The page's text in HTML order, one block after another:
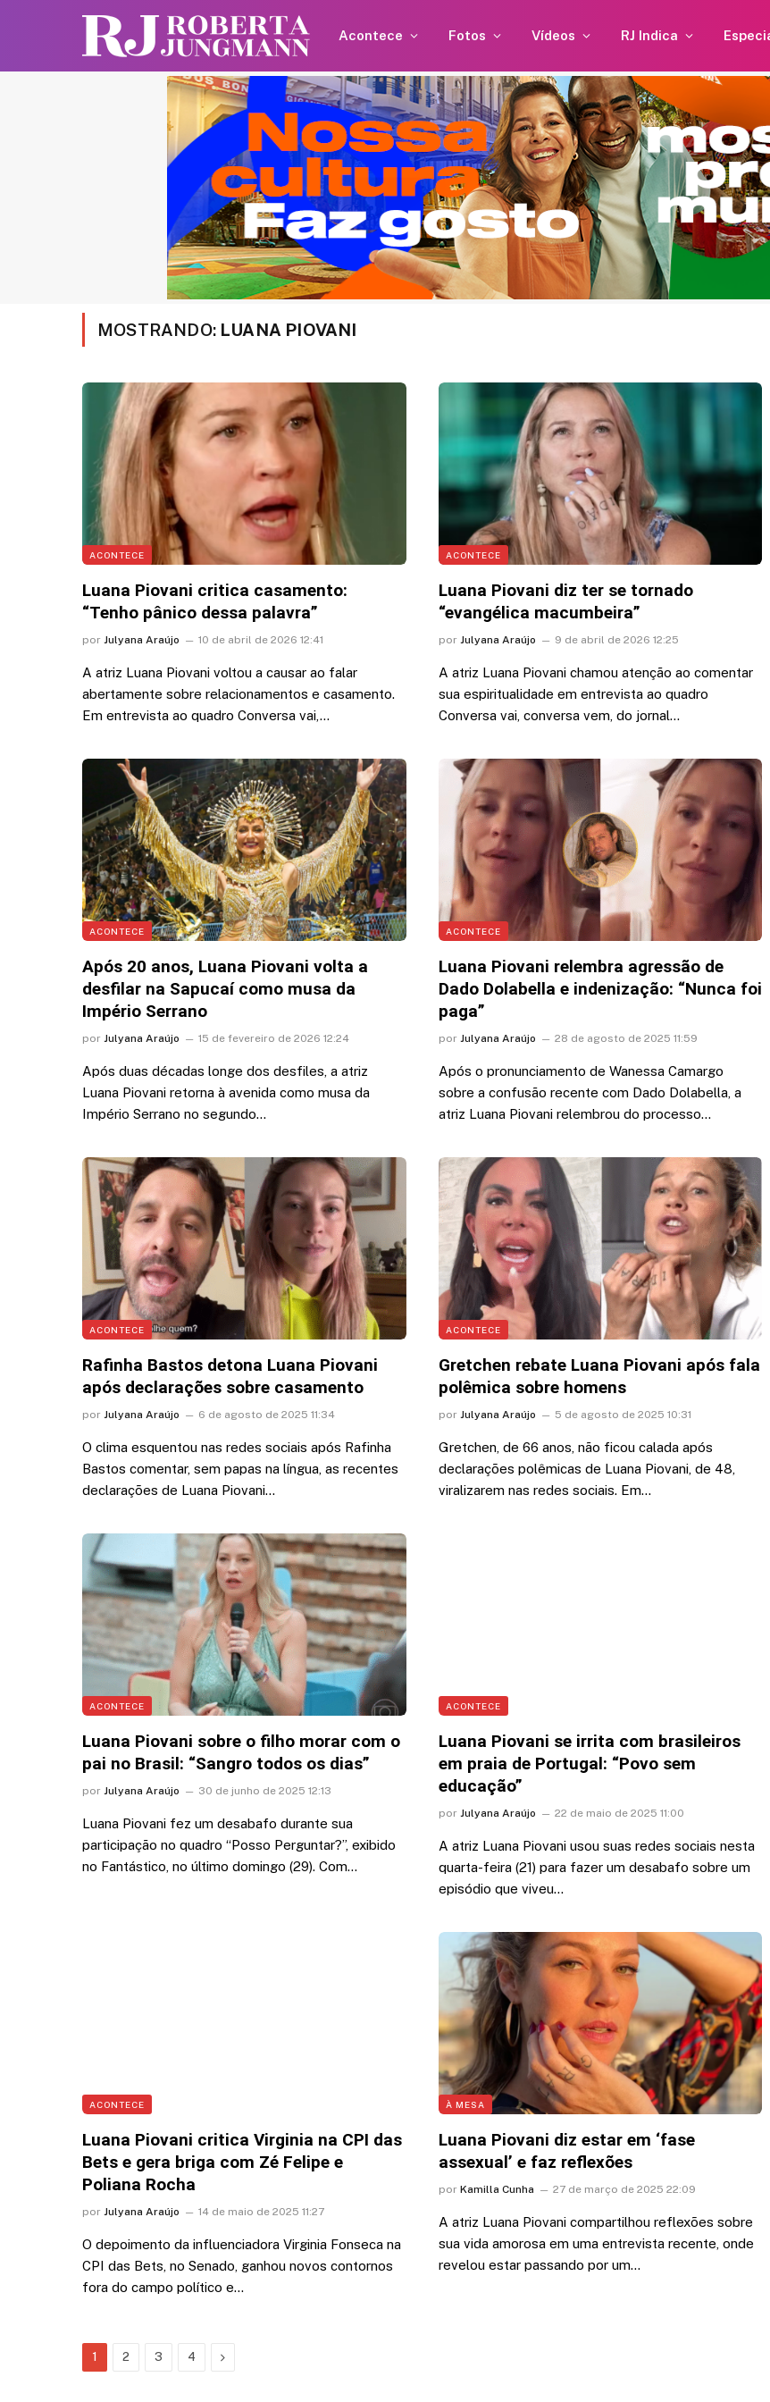
Acontece Fotos Vídeos RJ Indica
MOSTRANDO: LUANA PIOVANI
ACONTECE
Luana Piovani critica casamento:
“Tenho pânico dessa palavra”
por Julyana Araújo 10 de abril de 2026 12:41
A atriz Luana Piovani voltou a causar ao falar
abertamente sobre relacionamentos e casamento.
Em entrevista ao quadro Conversa vai,…
ACONTECE
Luana Piovani diz ter se tornado
“evangélica macumbeira”
por Julyana Araújo 9 de abril de 2026 12:25
A atriz Luana Piovani chamou atenção ao comentar
sua espiritualidade em entrevista ao quadro
Conversa vai, conversa vem, do jornal…
ACONTECE
Após 20 anos, Luana Piovani volta a
desfilar na Sapucaí como musa da
Império Serrano
por Julyana Araújo 15 de fevereiro de 2026 12:24
Após duas décadas longe dos desfiles, a atriz
Luana Piovani retorna à avenida como musa da
Império Serrano no segundo…
ACONTECE
Luana Piovani relembra agressão de
Dado Dolabella e indenização: “Nunca foi
paga”
por Julyana Araújo 28 de agosto de 2025 11:59
Após o pronunciamento de Wanessa Camargo
sobre a confusão recente com Dado Dolabella, a
atriz Luana Piovani relembrou do processo…
ACONTECE
Rafinha Bastos detona Luana Piovani
após declarações sobre casamento
por Julyana Araújo 6 de agosto de 2025 11:34
O clima esquentou nas redes sociais após Rafinha
Bastos comentar, sem papas na língua, as recentes
declarações de Luana Piovani…
ACONTECE
Gretchen rebate Luana Piovani após fala
polêmica sobre homens
por Julyana Araújo 5 de agosto de 2025 10:31
Gretchen, de 66 anos, não ficou calada após
declarações polêmicas de Luana Piovani, de 48,
viralizarem nas redes sociais. Em…
ACONTECE
Luana Piovani sobre o filho morar com o
pai no Brasil: “Sangro todos os dias”
por Julyana Araújo 30 de junho de 2025 12:13
Luana Piovani fez um desabafo durante sua
participação no quadro “Posso Perguntar?”, exibido
no Fantástico, no último domingo (29). Com…
ACONTECE
Luana Piovani se irrita com brasileiros
em praia de Portugal: “Povo sem
educação”
por Julyana Araújo 22 de maio de 2025 11:00
A atriz Luana Piovani usou suas redes sociais nesta
quarta-feira (21) para fazer um desabafo sobre um
episódio que viveu…
ACONTECE
Luana Piovani critica Virginia na CPI das
Bets e gera briga com Zé Felipe e
Poliana Rocha
por Julyana Araújo 14 de maio de 2025 11:27
O depoimento da influenciadora Virginia Fonseca na
CPI das Bets, no Senado, ganhou novos contornos
fora do campo político e…
À MESA
Luana Piovani diz estar em ‘fase
assexual’ e faz reflexões
por Kamilla Cunha 27 de março de 2025 22:09
A atriz Luana Piovani compartilhou reflexões sobre
sua vida amorosa em uma entrevista recente, onde
revelou estar passando por um…
1 2 3 4 Next
Neymar curte momento
familiar após polêmica em
partida contra Remo
5 de agosto de 2026 17:39
Caetano Veloso completa 84
anos e ganha homenagem da
esposa: “Papito! Te amo”
7 de agosto de 2026 12:41